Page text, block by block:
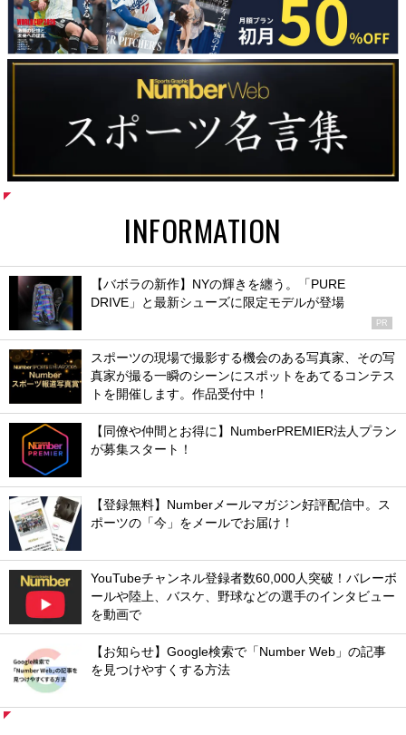
INFORMATION
【バボラの新作】NYの輝きを纏う。「PURE
DRIVE」と最新シューズに限定モデルが登場
PR
スポーツの現場で撮影する機会のある写真家、その写
真家が撮る一瞬のシーンにスポットをあてるコンテス
トを開催します。作品受付中！
【同僚や仲間とお得に】NumberPREMIER法人プラン
が募集スタート！
【登録無料】Numberメールマガジン好評配信中。ス
ポーツの「今」をメールでお届け！
YouTubeチャンネル登録者数60,000人突破！バレーボ
ールや陸上、バスケ、野球などの選手のインタビュー
を動画で
【お知らせ】Google検索で「Number Web」の記事
を見つけやすくする方法